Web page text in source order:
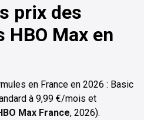
prix des
HBO Max en
en France en 2026 : Basic
à 9,99 €/mois et
Max France, 2026).